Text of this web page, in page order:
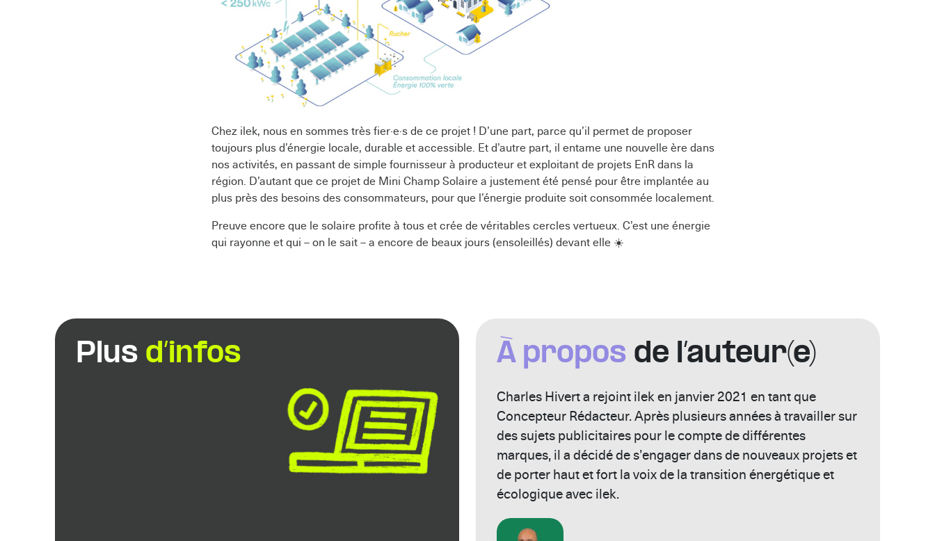
Chez ilek, nous en sommes très fier·e·s de ce projet ! D’une part, parce qu’il permet de proposer
toujours plus d’énergie locale, durable et accessible. Et d’autre part, il entame une nouvelle ère dans
nos activités, en passant de simple fournisseur à producteur et exploitant de projets EnR dans la
région. D’autant que ce projet de Mini Champ Solaire a justement été pensé pour être implantée au
plus près des besoins des consommateurs, pour que l’énergie produite soit consommée localement.
Preuve encore que le solaire profite à tous et crée de véritables cercles vertueux. C’est une énergie
qui rayonne et qui – on le sait – a encore de beaux jours (ensoleillés) devant elle ☀️
Plus d’infos À propos de l’auteur(e)
Charles Hivert a rejoint ilek en janvier 2021 en tant que
Concepteur Rédacteur. Après plusieurs années à travailler sur
des sujets publicitaires pour le compte de différentes
marques, il a décidé de s’engager dans de nouveaux projets et
de porter haut et fort la voix de la transition énergétique et
écologique avec ilek.